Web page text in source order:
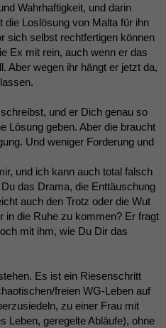
Wahrhaftigkeit, und darin
die Loslösung von Malta für ihn
sich selbst rechtfertigen können
Ex mit rein, auch wenn er das
Aber wegen ihr hängt er jetzt da,
und er Dich genau so
Lösung geben. Aber die braucht
Und weniger Forderung und
und ich kann auch total falsch
das Drama, die Enttäuschung
auch den Trotz oder die Wut
in die Ruhe zu kommen? Er fragt
mit ihm, wie Du Dir das
Es ist ein Riesenschritt
freien WG-Leben auf
zu einer Frau mit
Leben, geregelte Abläufe), ohne